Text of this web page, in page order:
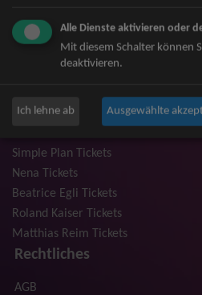
Niedeckens BAP Tickets
Judas Priest Tickets
Trailerpark & Friends Tickets
Simple Plan Tickets
Nena Tickets
Beatrice Egli Tickets
Roland Kaiser Tickets
Matthias Reim Tickets
Rechtliches
AGB
Alle Dienste aktivieren oder
Mit diesem Schalter können
deaktivieren.
Ich lehne ab Ausgewählte